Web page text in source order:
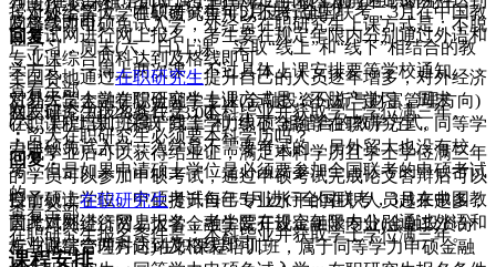
及格线即可。
授予硕士学位。申硕考试每年5月进行全国联考，3月在中国教
育考试网进行网上报名，考生要在规定年限内分别通过外语和
专业课综合两科达到及格线即可。
对外经贸大学在职研究生上课方式是：不脱产学习，周末
(六、日)上课。采取“线上”和“线下”相结合的教学方式。
同等学力申硕免试入学，外经贸在职研究生上课方式是：不脱
产学习，周末(六、日)上课。采取“线上”和“线下”相结合的教
学方式。一周上两次课，不过具体上课安排要等学校通知。
在职研究生报名条件是：本科毕业并获取学士学位满三年。
完成学业后可以获得结业证，满足本科学历且学士学位满三年
的学员可以参加申硕考试，通过申硕考试完成论文答辩后可以
授予硕士学位。申硕考试每年5月进行全国联考，3月在中国教
育考试网进行网上报名，考生要在规定年限内分别通过外语和
专业课综合两科达到及格线即可。
：对外经贸大学在职研究生可以不考试吗？
回复：
全国各地通过在职研究生提升自己的人员逐年增多，对外经济
贸易大学金融学院金融学专业(金融投资分析与财富管理方向)
在职课程培训班属于同等学力申硕金融学在职研究生，同等学
力申硕免试入学，入学是不需要考试的，另外贸大也没有校
考，但是如果申请硕士学位是必须要参加全国联考的申硕考试
的。
在职研究生报名条件是：本科毕业并获取学士学位满三年。
查看全部
网友评论 2022/8/9 17:23:00
：贸大在职研究生必须要本科学历吗？
回复：
目前就读在职研究生提升自己专业水平的在职人员越来越多，
因此对外经济贸易大学金融学院开设金融学专业(金融投资分
析与财富管理方向)在职课程培训班，属于同等学力申硕金融
查看全部
课程安排